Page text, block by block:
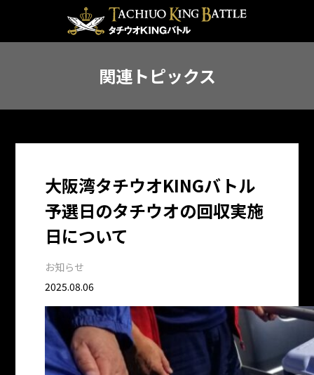
関連トピックス
大阪湾タチウオKINGバトル
予選日のタチウオの回収実施
日について
お知らせ
2025.08.06